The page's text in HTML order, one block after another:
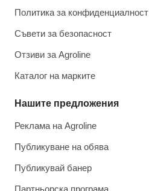
Политика за конфиденциалност
Съвети за безопасност
Отзиви за Agroline
Каталог на марките
Нашите предложения
Реклама на Agroline
Публикуване на обява
Публикувай банер
Партньорска програма